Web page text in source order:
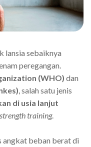
lansia sebaiknya
peregangan.
(WHO) dan
, salah satu jenis
di usia lanjut
strength training.
angkat beban berat di